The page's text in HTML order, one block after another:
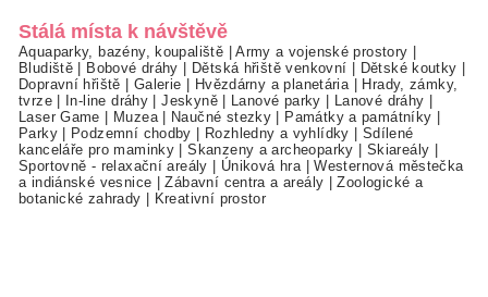
Stálá místa k návštěvě
Aquaparky, bazény, koupaliště |Army a vojenské prostory |
Bludiště | Bobové dráhy | Dětská hřiště venkovní | Dětské koutky |
Dopravní hřiště | Galerie | Hvězdárny a planetária | Hrady, zámky,
tvrze| In-line dráhy |Jeskyně| Lanové parky | Lanové dráhy |
Laser Game | Muzea| Naučné stezky | Památky a památníky |
Parky| Podzemní chodby | Rozhledny a vyhlídky | Sdílené
kanceláře pro maminky |Skanzeny a archeoparky | Skiareály |
Sportovně - relaxační areály | Úniková hra |Westernová městečka
a indiánské vesnice |Zábavní centra a areály |Zoologické a
botanické zahrady | Kreativní prostor